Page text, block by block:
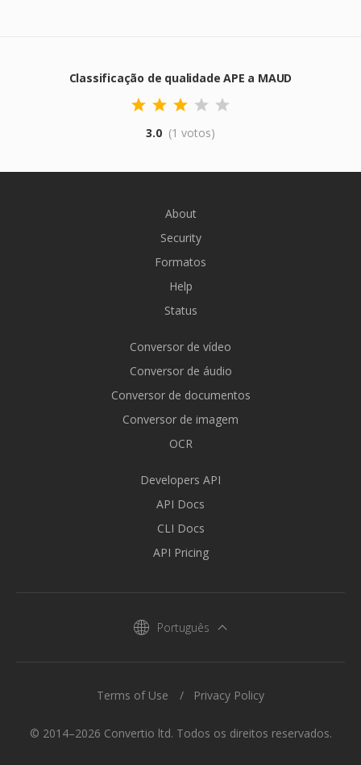
Classificação de qualidade APE a MAUD
3.0 (1 votos)
About
Security
Formatos
Help
Status
Conversor de vídeo
Conversor de áudio
Conversor de documentos
Conversor de imagem
OCR
Developers API
API Docs
CLI Docs
API Pricing
Português
© 2014–2026 Convertio ltd. Todos os direitos reservados.
Terms of Use Privacy Policy